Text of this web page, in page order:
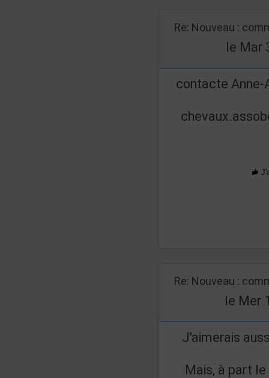
Re: Nouveau :
le Mar
contacte Anne-
Re: Nouveau :
le Mer
J'aimerais
Mais, à part